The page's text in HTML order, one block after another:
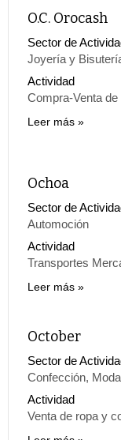
O.C. Orocash
Sector de
Joyería y
Actividad
Compra-Venta
Leer más
Ochoa
Sector de
Automoción
Actividad
Transportes
Leer más
October
Sector de
Confección,
Actividad
Venta de ropa y